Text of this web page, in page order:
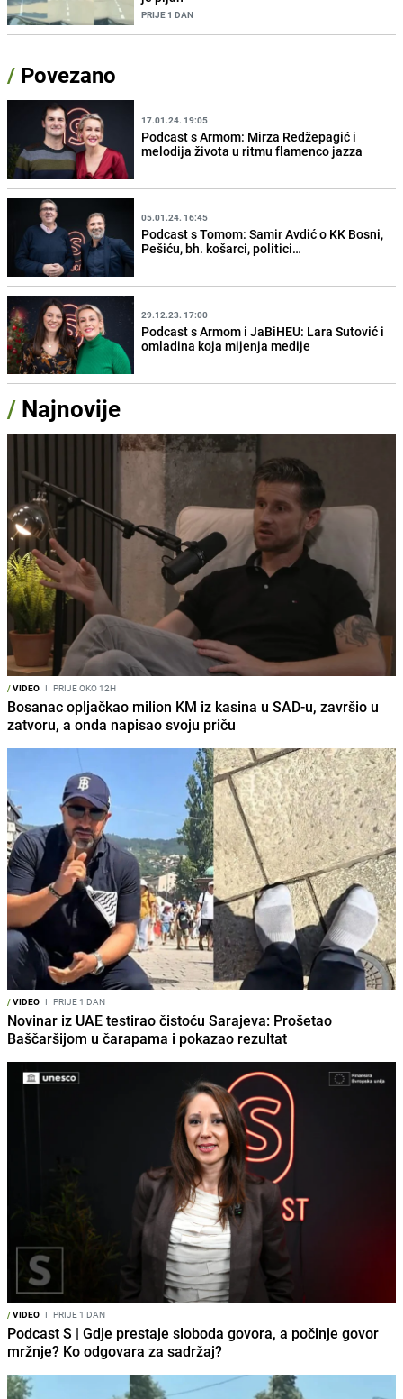
PRIJE 1 DAN
/ Povezano
17.01.24. 19:05
Podcast s Armom: Mirza Redžepagić i
melodija života u ritmu flamenco jazza
05.01.24. 16:45
Podcast s Tomom: Samir Avdić o KK Bosni,
Pešiću, bh. košarci, politici…
29.12.23. 17:00
Podcast s Armom i JaBiHEU: Lara Sutović i
omladina koja mijenja medije
/ Najnovije
/VIDEO I PRIJE OKO 12H
Bosanac opljačkao milion KM iz kasina u SAD-u, završio u
zatvoru, a onda napisao svoju priču
/VIDEO I PRIJE 1 DAN
Novinar iz UAE testirao čistoću Sarajeva: Prošetao
Baščaršijom u čarapama i pokazao rezultat
/VIDEO I PRIJE 1 DAN
Podcast S | Gdje prestaje sloboda govora, a počinje govor
mržnje? Ko odgovara za sadržaj?